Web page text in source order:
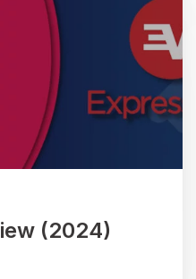
(2024)